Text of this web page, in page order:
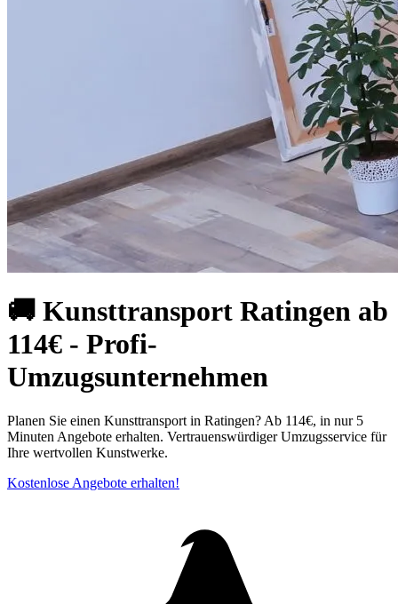
🚚 Kunsttransport Ratingen ab
114€ - Profi-
Umzugsunternehmen
Planen Sie einen Kunsttransport in Ratingen? Ab 114€, in nur 5
Minuten Angebote erhalten. Vertrauenswürdiger Umzugsservice für
Ihre wertvollen Kunstwerke.
Kostenlose Angebote erhalten!